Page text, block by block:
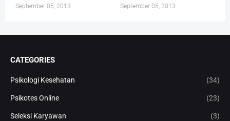
September 05, 2013 September 05, 2013
CATEGORIES
Psikologi Kesehatan (34)
Psikotes Online (23)
Seleksi Karyawan (3)